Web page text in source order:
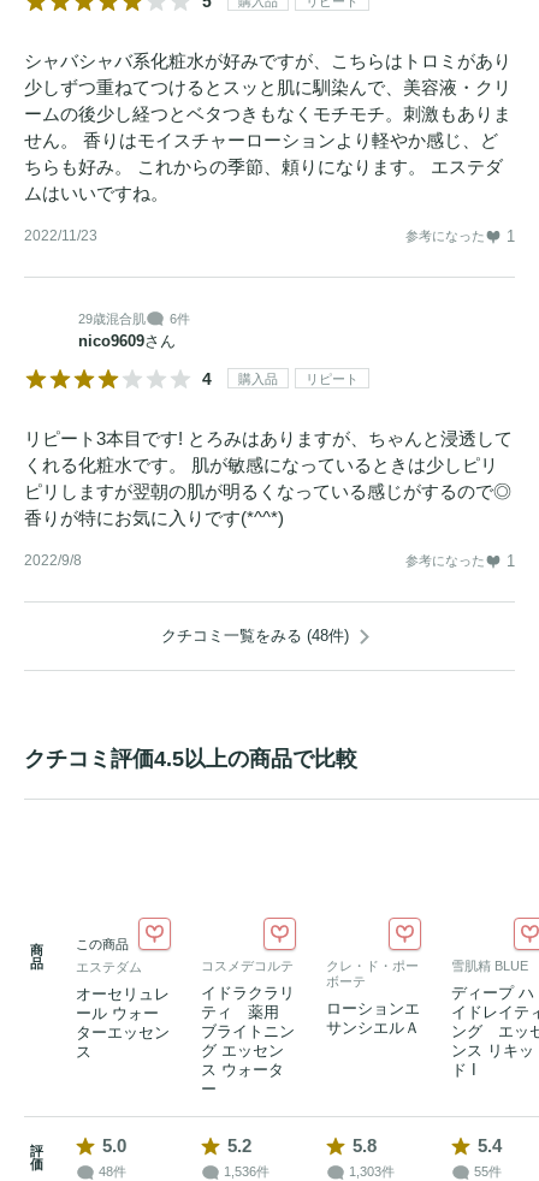
シャバシャバ系化粧水が好みですが、こちらはトロミがあり
少しずつ重ねてつけるとスッと肌に馴染んで、美容液・クリ
ームの後少し経つとベタつきもなくモチモチ。刺激もありま
せん。 香りはモイスチャーローションより軽やか感じ、ど
ちらも好み。 これからの季節、頼りになります。 エステダ
ムはいいですね。
2022/11/23 参考になった 1
29歳混合肌 6件
nico9609さん
4 購入品 リピート
リピート3本目です! とろみはありますが、ちゃんと浸透して
くれる化粧水です。 肌が敏感になっているときは少しピリ
ピリしますが翌朝の肌が明るくなっている感じがするので◎
香りが特にお気に入りです(*^^*)
2022/9/8 参考になった 1
クチコミ一覧をみる (48件)
クチコミ評価4.5以上の商品で比較
商
品
この商品
エステダム
オーセリュレ
ール ウォー
ターエッセン
ス
コスメデコルテ
イドラクラリ
ティ 薬用
ブライトニン
グ エッセン
ス ウォータ
ー
クレ・ド・ポー
ボーテ
ローションエ
サンシエルＡ
雪肌精 BLUE
ディープ ハ
イドレイテ
ング エッ
ンス リキッ
ド I
評
価
5.0
48件
5.2
1,536件
5.8
1,303件
5.4
55件